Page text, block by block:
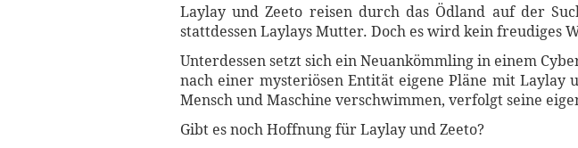
Laylay und Zeeto reisen durch das Ödland auf der
stattdessen Laylays Mutter. Doch es wird kein freudiges
Unterdessen setzt sich ein Neuankömmling in einem
nach einer mysteriösen Entität eigene Pläne mit Laylay
Mensch und Maschine verschwimmen, verfolgt seine
Gibt es noch Hoffnung für Laylay und Zeeto?